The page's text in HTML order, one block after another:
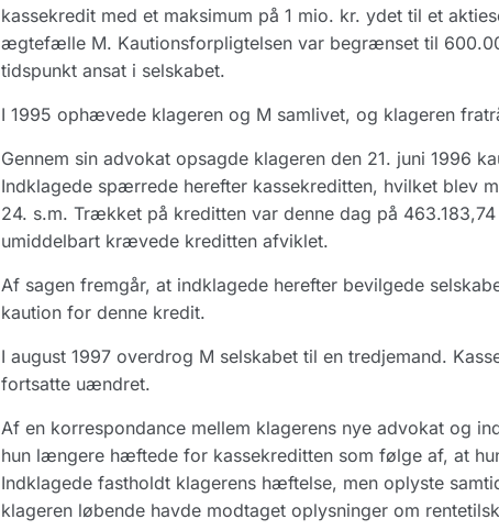
kassekredit med et maksimum på 1 mio. kr. ydet til et
ægtefælle M. Kautionsforpligtelsen var begrænset til
tidspunkt ansat i selskabet.
I 1995 ophævede klageren og M samlivet, og klageren
Gennem sin advokat opsagde klageren den 21. juni 1996
Indklagede spærrede herefter kassekreditten, hvilket blev
24. s.m. Trækket på kreditten var denne dag på
umiddelbart krævede kreditten afviklet.
Af sagen fremgår, at indklagede herefter bevilgede
kaution for denne kredit.
I august 1997 overdrog M selskabet til en tredjemand.
fortsatte uændret.
Af en korrespondance mellem klagerens nye advokat og
hun længere hæftede for kassekreditten som følge af, at
Indklagede fastholdt klagerens hæftelse, men oplyste
klageren løbende havde modtaget oplysninger om